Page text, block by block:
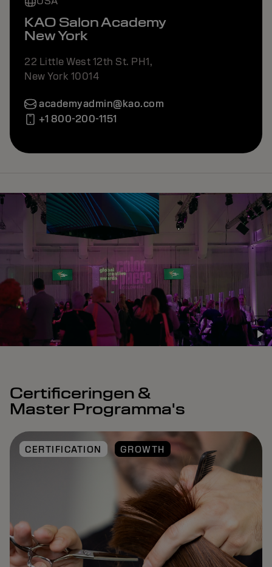
KAO Salon Academy
New York
22 Little West 12th St. PH1,
New York 10014
academyadmin@kao.com
+1 800-200-1151
Certificeringen &
Master Programma's
CERTIFICATION GROWTH